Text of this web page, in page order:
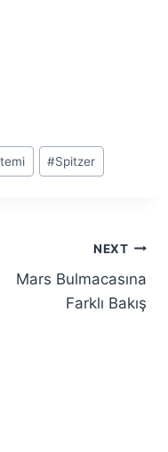
#Spitzer
NEXT
Mars Bulmacasına
Farklı Bakış